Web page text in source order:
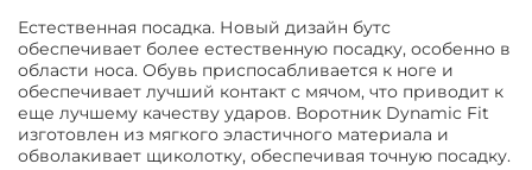
Естественная посадка. Новый дизайн бутс
обеспечивает более естественную посадку, особенно в
области носа. Обувь приспосабливается к ноге и
обеспечивает лучший контакт с мячом, что приводит к
еще лучшему качеству ударов. Воротник Dynamic Fit
изготовлен из мягкого эластичного материала и
обволакивает щиколотку, обеспечивая точную посадку.